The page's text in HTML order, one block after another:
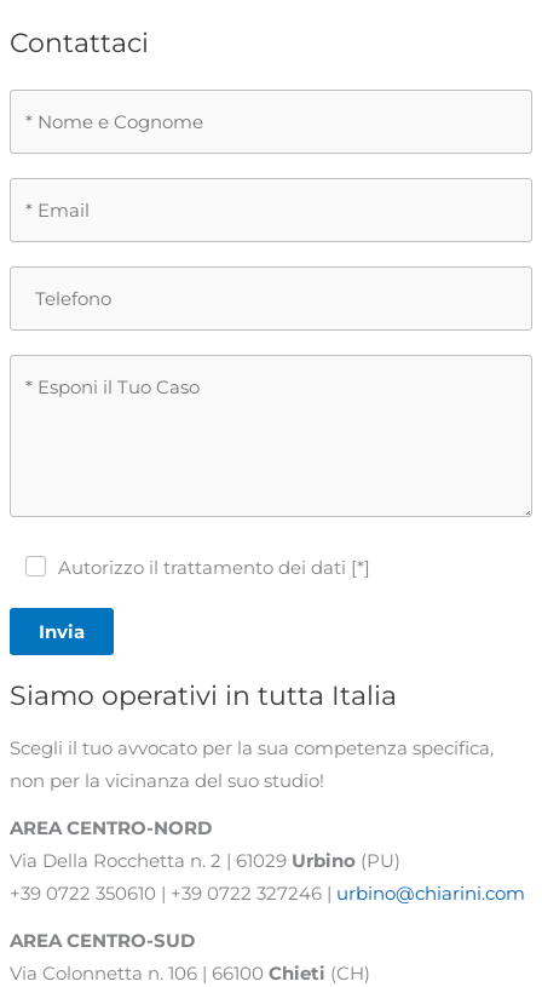
Contattaci
Autorizzo il trattamento dei dati [*]
Invia
Siamo operativi in tutta Italia
Scegli il tuo avvocato per la sua competenza specifica,
non per la vicinanza del suo studio!
AREA CENTRO-NORD
Via Della Rocchetta n. 2 | 61029 Urbino (PU)
+39 0722 350610 | +39 0722 327246 | urbino@chiarini.com
AREA CENTRO-SUD
Via Colonnetta n. 106 | 66100 Chieti (CH)